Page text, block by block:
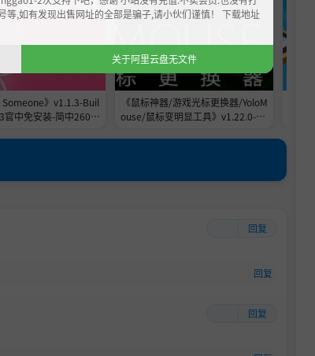
Someone》v1.1.3-Buil
官中免安装-简中260.2
《鼠标神器/游戏光标更换器/YoloM
ouse/鼠标变明显工具》v1.22.0-Bu
回复
回复
回复
等,如有发现出售网址的全部是骗子,请小伙们谨慎！ 下载地址
关于阿里云盘无文件